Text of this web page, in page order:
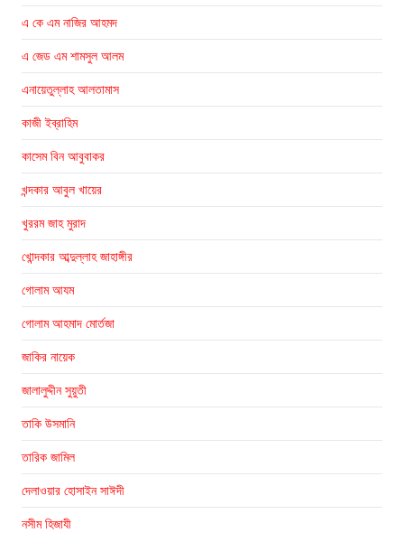
এ কে এম নাজির আহমদ
এ জেড এম শামসুল আলম
এনায়েতুল্লাহ আলতামাস
কাজী ইব্রাহিম
কাসেম বিন আবুবাকর
খন্দকার আবুল খায়ের
খুররম জাহ মুরাদ
খোন্দকার আব্দুল্লাহ জাহাঙ্গীর
গোলাম আযম
গোলাম আহমাদ মোর্তজা
জাকির নায়েক
জালালুদ্দীন সুয়ুতী
তাকি উসমানি
তারিক জামিল
দেলাওয়ার হোসাইন সাঈদী
নসীম হিজাযী